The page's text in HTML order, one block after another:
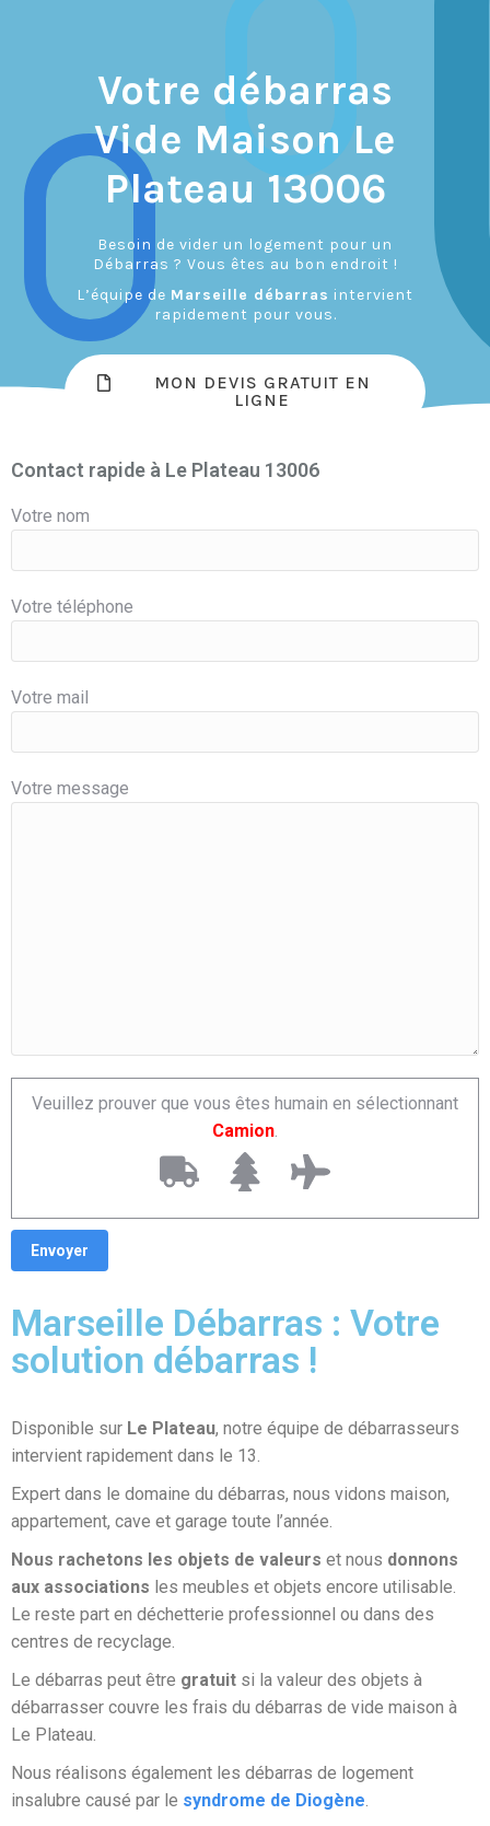
Votre débarras
Vide Maison Le
Plateau 13006
Besoin de vider un logement pour un
Débarras ? Vous êtes au bon endroit !
L’équipe de Marseille débarras intervient
rapidement pour vous.
MON DEVIS GRATUIT EN
LIGNE
Contact rapide à Le Plateau 13006
Votre nom
Votre téléphone
Votre mail
Votre message
Veuillez prouver que vous êtes humain en sélectionnant
Camion.
Marseille Débarras : Votre
solution débarras !
Disponible sur Le Plateau, notre équipe de débarrasseurs
intervient rapidement dans le 13.
Expert dans le domaine du débarras, nous vidons maison,
appartement, cave et garage toute l’année.
Nous rachetons les objets de valeurs et nous donnons
aux associations les meubles et objets encore utilisable.
Le reste part en déchetterie professionnel ou dans des
centres de recyclage.
Le débarras peut être gratuit si la valeur des objets à
débarrasser couvre les frais du débarras de vide maison à
Le Plateau.
Nous réalisons également les débarras de logement
insalubre causé par le syndrome de Diogène